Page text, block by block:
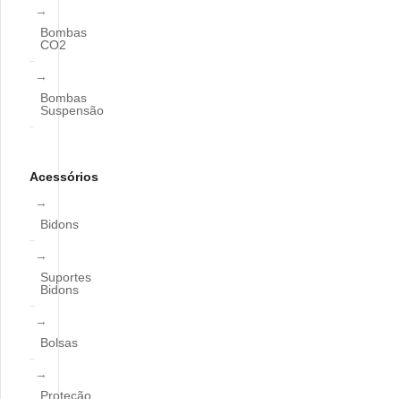
Bombas
CO2
Bombas
Suspensão
Acessórios
Bidons
Suportes
Bidons
Bolsas
Proteção